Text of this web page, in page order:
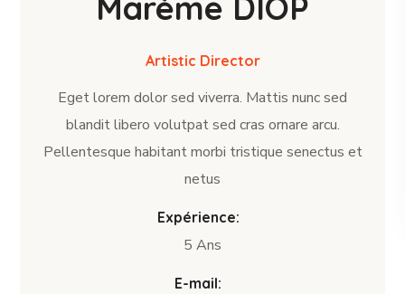
Artistic Director
Eget lorem dolor sed viverra. Mattis nunc sed
blandit libero volutpat sed cras ornare arcu.
Pellentesque habitant morbi tristique senectus et
netus
Expérience:
5 Ans
E-mail: